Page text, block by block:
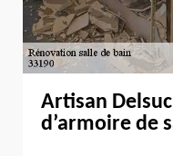
Artisan
d’armoire de